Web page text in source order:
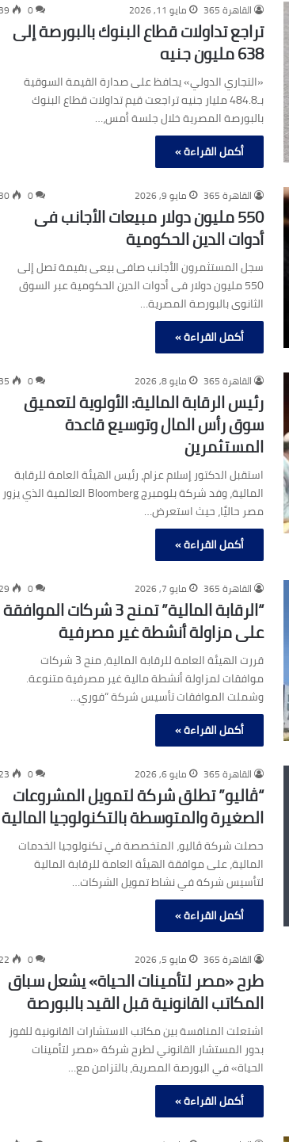
القاهرة 365 مايو 11, 2026 0
39
تراجع تداولات قطاع البنوك بالبورصة إلى
638 مليون جنيه
«التجاري الدولي» يحافظ على صدارة القيمة السوقية
بـ484.8 مليار جنيه تراجعت قيم تداولات قطاع البنوك
بالبورصة المصرية خلال جلسة أمس،…
أكمل القراءة »
القاهرة 365 مايو 9, 2026 0
30
550 مليون دولار مبيعات الأجانب فى
أدوات الدين الحكومية
سجل المستثمرون الأجانب صافى بيعى بقيمة تصل إلى
550 مليون دولار فى أدوات الدين الحكومية عبر السوق
الثانوى بالبورصة المصرية…
أكمل القراءة »
القاهرة 365 مايو 8, 2026 0
35
رئيس الرقابة المالية: الأولوية لتعميق
سوق رأس المال وتوسيع قاعدة
المستثمرين
استقبل الدكتور إسلام عزام، رئيس الهيئة العامة للرقابة
المالية، وفد شركة بلومبرج Bloomberg العالمية الذي يزور
مصر حاليًا، حيث استعرض…
أكمل القراءة »
القاهرة 365 مايو 7, 2026 0
“الرقابة المالية” تمنح 3 شركات الموافقة
على مزاولة أنشطة غير مصرفية
قررت الهيئة العامة للرقابة المالية، منح 3 شركات
موافقات لمزاولة أنشطة مالية غير مصرفية متنوعة.
وشملت الموافقات تأسيس شركة “فوري…
أكمل القراءة »
القاهرة 365 مايو 6, 2026 0
“ڤاليو” تطلق شركة لتمويل المشروعات
الصغيرة والمتوسطة بالتكنولوجيا المالية
حصلت شركة ڤاليو، المتخصصة في تكنولوجيا الخدمات
المالية، على موافقة الهيئة العامة للرقابة المالية
لتأسيس شركة في نشاط تمويل الشركات…
أكمل القراءة »
القاهرة 365 مايو 5, 2026 0
طرح «مصر لتأمينات الحياة» يشعل سباق
المكاتب القانونية قبل القيد بالبورصة
اشتعلت المنافسة بين مكاتب الاستشارات القانونية للفوز
بدور المستشار القانوني لطرح شركة «مصر لتأمينات
الحياة» في البورصة المصرية، بالتزامن مع…
أكمل القراءة »